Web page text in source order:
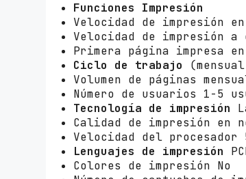
Funciones Impresión
Velocidad de impresión
Velocidad de impresión
Primera página impresa
Ciclo de trabajo
Volumen de páginas
Número de usuarios 1-5
Tecnología de impresión
Calidad de impresión en
Velocidad del procesador
Lenguajes de impresión
Colores de impresión No